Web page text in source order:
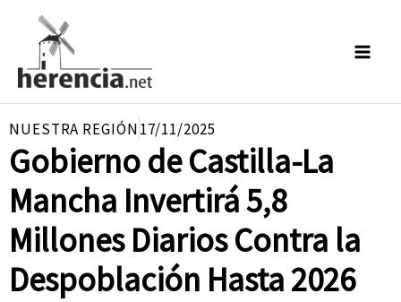
contenido
NUESTRA REGIÓN17/11/2025
Gobierno de Castilla-La
Mancha Invertirá 5,8
Millones Diarios Contra la
Despoblación Hasta 2026